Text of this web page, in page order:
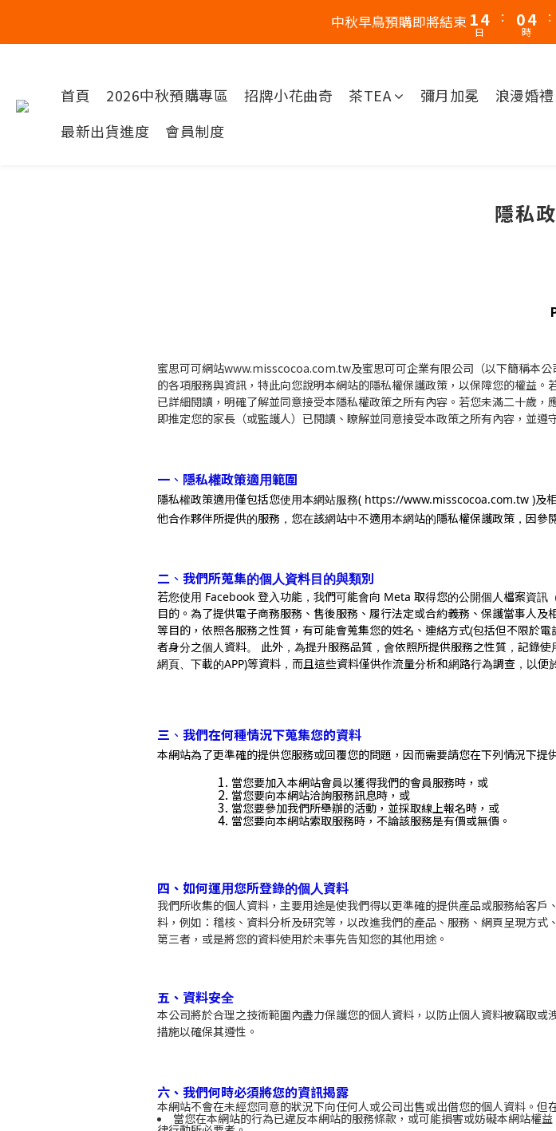
中秋早鳥預購即將結束 1
0
4
3
日
:
04
3
0
時
:
首頁 2026中秋預購專區 招牌小花曲奇 茶TEA 彌月加冕 浪漫婚禮
最新出貨進度
會員制度
隱私
蜜思可可網站www.misscocoa.com.tw及蜜思可可企業有限公司（以下簡稱本
的各項服務與資訊，特此向您說明本網站的隱私權保護政策，以保障您的權益
已詳細閱讀，明確了解並同意接受本隱私權政策之所有內容。若您未滿二十歲
即推定您的家長（或監護人）已閱讀、瞭解並同意接受本政策之所有內容，並遵
一 、 隱私權政策適用範圍
隱私權政策適用僅包括您使用本網站服務( https://www.misscocoa.com.tw )及
他合作夥伴所提供的服務，您在該網站中不適用本網站的隱私權保護政策，因參
二 、 我們所蒐集的個人資料目的與類別
若您使用 Facebook 登入功能，我們可能會向 Meta 取得您的公開個人檔案資
目的。為了提供電子商務服務、售後服務、履行法定或合約義務、保護當事人
等目的，依照各服務之性質，有可能會蒐集您的姓名、連絡方式(包括但不限於
者身分之個人資料。 此外，為提升服務品質，會依照所提供服務之性質，記錄
網頁、下載的APP)等資料，而且這些資料僅供作流量分析和網路行為調查，以便
三 、 我們在何種情況下蒐集您的資料
本網站為了更準確的提供您服務或回覆您的問題，因而需要請您在下列情況下提
當您要加入本網站會員以獲得我們的會員服務時，或
當您要向本網站洽詢服務訊息時，或
當您要參加我們所舉辦的活動，並採取線上報名時，或
當您要向本網站索取服務時，不論該服務是有價或無價。
四 、 如何運用您所登錄的個人資料
我們所收集的個人資料，主要用途是使我們得以更準確的提供產品或服務給客
料，例如：稽核、資料分析及研究等，以改進我們的產品、服務、網頁呈現方
第三者，或是將您的資料使用於未事先告知您的其他用途。
五 、 資料安全
本公司將於合理之技術範圍內盡力保護您的個人資料，以防止個人資料被竊取
措施以確保其遵性。
六 、 我們何時必須將您的資訊揭露
本網站不會在未經您同意的狀況下向任何人或公司出售或出借您的個人資料。但
當您在本網站的行為已違反本網站的服務條款，或可能損害或妨礙本網站權